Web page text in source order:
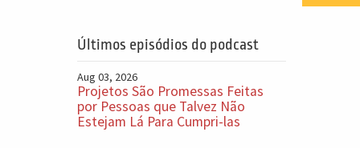
Últimos episódios do podcast
Aug 03, 2026
Projetos São Promessas Feitas
por Pessoas que Talvez Não
Estejam Lá Para Cumpri-las